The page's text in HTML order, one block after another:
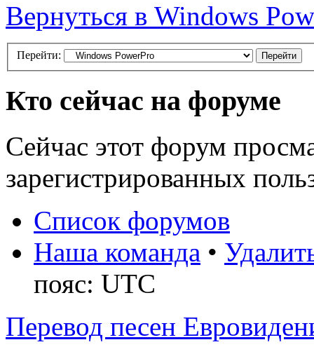
Вернуться в Windows
Перейти:
Кто сейчас на форуме
Сейчас этот форум
зарегистрированных
Список форумов
Наша команда •
пояс: UTC
Перевод песен